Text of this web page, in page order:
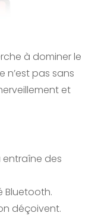
à dominer le
pas sans
et
entraîne des
Bluetooth.
déçoivent.